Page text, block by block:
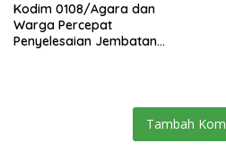
Kodim 0108/Agara dan
Warga Percepat
Penyelesaian Jembatan
Tambah